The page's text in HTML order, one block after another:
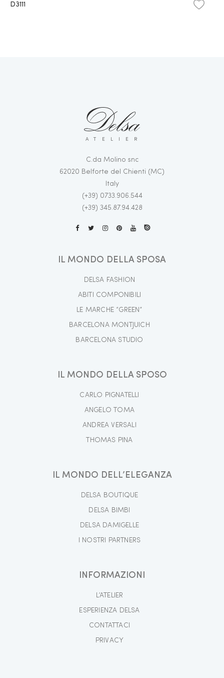
D3111
ATELIER
C.da Molino snc
62020 Belforte del Chienti (MC)
Italy
(+39) 0733.906.544
(+39) 345.87.94.428
IL MONDO DELLA SPOSA
DELSA FASHION
ABITI COMPONIBILI
LE MARCHE “GREEN”
BARCELONA MONTJUICH
BARCELONA STUDIO
IL MONDO DELLA SPOSO
CARLO PIGNATELLI
ANGELO TOMA
ANDREA VERSALI
THOMAS PINA
IL MONDO DELL’ELEGANZA
DELSA BOUTIQUE
DELSA BIMBI
DELSA DAMIGELLE
I NOSTRI PARTNERS
INFORMAZIONI
L’ATELIER
ESPERIENZA DELSA
CONTATTACI
PRIVACY